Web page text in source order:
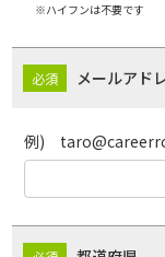
※ハイフンは不要です
メールアド
例)